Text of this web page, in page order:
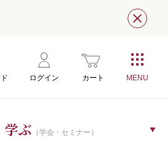
閉じ
ログイン カート
学ぶ （学会・セミナー）